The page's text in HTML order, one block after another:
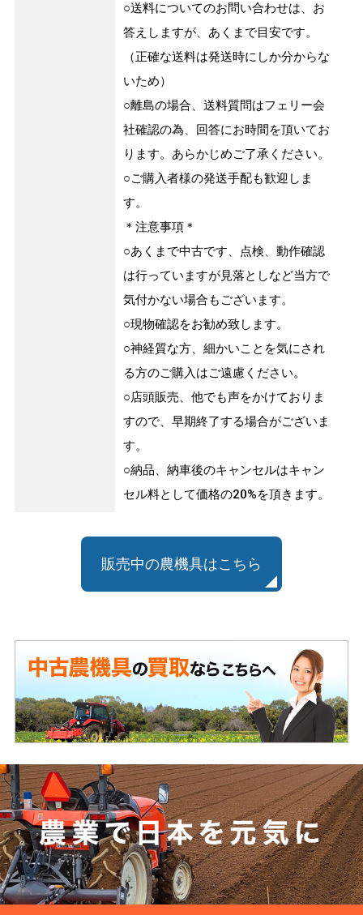
○送料についてのお問い合わせは、お
答えしますが、あくまで目安です。
（正確な送料は発送時にしか分からな
いため）
○離島の場合、送料質問はフェリー会
社確認の為、回答にお時間を頂いてお
ります。あらかじめご了承ください。
○ご購入者様の発送手配も歓迎しま
す。
＊注意事項＊
○あくまで中古です、点検、動作確認
は行っていますが見落としなど当方で
気付かない場合もございます。
○現物確認をお勧め致します。
○神経質な方、細かいことを気にされ
る方のご購入はご遠慮ください。
○店頭販売、他でも声をかけておりま
すので、早期終了する場合がございま
す。
○納品、納車後のキャンセルはキャン
セル料として価格の20%を頂きます。
販売中の農機具はこちら